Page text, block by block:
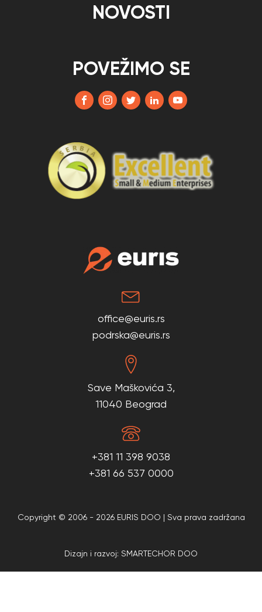
NOVOSTI
POVEŽIMO SE
office@euris.rs
podrska@euris.rs
Save Maškovića 3,
11040 Beograd
+381 11 398 9038
+381 66 537 0000
Copyright © 2006 - 2026 EURIS DOO | Sva prava zadržana
Dizajn i razvoj: SMARTECHOR DOO